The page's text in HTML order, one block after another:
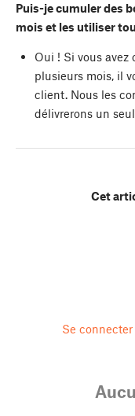
Puis-je cumuler des
mois et les utiliser
Oui ! Si vous
plusieurs mois, il
client. Nous les
délivrerons un
Cet
Se connecter